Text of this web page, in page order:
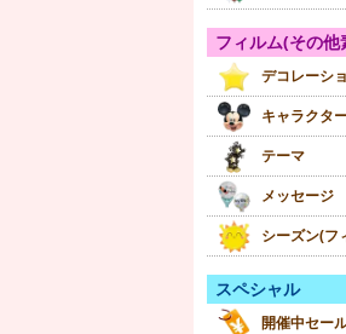
フィルム(その
デコレーシ
キャラクタ
テーマ
メッセージ
シーズン(フ
スペシャル
開催中セー